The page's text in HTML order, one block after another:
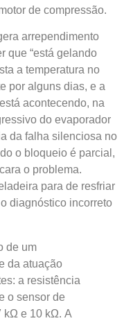
de compressão.
arrependimento
que “está gelando
a temperatura no
por alguns dias, e a
acontecendo, na
do evaporador
da falha silenciosa no
o bloqueio é parcial,
o problema.
para de resfriar
diagnóstico incorreto
de um
da atuação
a resistência
o sensor de
kΩ e 10 kΩ. A